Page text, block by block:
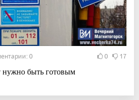
0 0 17
нужно быть готовым